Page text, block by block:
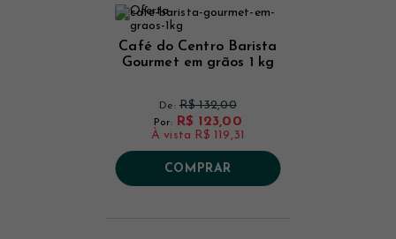
Café do Centro Barista
Gourmet em grãos 1 kg
De: R$ 132,00
Por: R$ 123,00
À vista R$ 119,31
COMPRAR